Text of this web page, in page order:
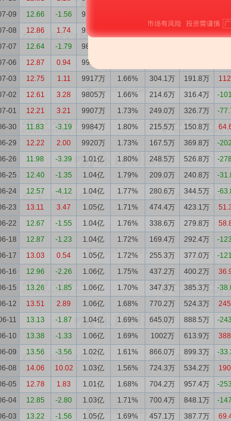
09
12.66 -1.56 9849万
08
12.86 1.74 9976万
07
12.64 -1.79 9891万
06
12.87 0.94 9922万
03
12.75 1.11 9917万 1.66% 304.1万 191.8万
02
12.61 3.28 9805万 1.66% 214.6万 316.4万 -
01
12.21 3.21 9907万 1.73% 249.0万 326.7万 -
30
11.83 -3.19 9984万 1.80% 215.5万 150.8万
29
12.22 2.00 9920万 1.73% 167.5万 369.8万 -
26
11.98 -3.39 1.01亿 1.80% 248.5万 526.8万 -
25
12.40 -1.35 1.04亿 1.79% 209.0万 240.8万 -
24
12.57 -4.12 1.04亿 1.77% 280.6万 344.5万 -
23
13.11 3.47 1.05亿 1.71% 474.4万 423.1万
22
12.67 -1.55 1.04亿 1.76% 338.6万 279.8万
18
12.87 -1.23 1.04亿 1.72% 169.4万 292.4万 -
17
13.03 0.54 1.05亿 1.72% 255.3万 377.0万 -
16
12.96 -2.26 1.06亿 1.75% 437.2万 400.2万
15
13.26 -1.85 1.06亿 1.70% 347.3万 385.3万 -
12
13.51 2.89 1.06亿 1.68% 770.2万 524.3万
11
13.13 -1.87 1.04亿 1.69% 645.0万 888.5万 -
10
13.38 -1.33 1.06亿 1.69% 1002万 613.9万
09
13.56 -3.56 1.02亿 1.61% 866.0万 899.3万 -
08
14.06 10.02 1.03亿 1.56% 724.3万 534.2万
05
12.78 1.83 1.01亿 1.68% 704.2万 957.4万 -
04
12.85 -2.80 1.03亿 1.71% 700.4万 848.1万 -
03
13.22 -1.56 1.05亿 1.69% 457.1万 387.7万